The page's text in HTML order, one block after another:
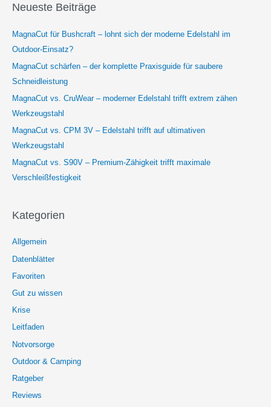
Neueste Beiträge
MagnaCut für Bushcraft – lohnt sich der moderne Edelstahl im
Outdoor-Einsatz?
MagnaCut schärfen – der komplette Praxisguide für saubere
Schneidleistung
MagnaCut vs. CruWear – moderner Edelstahl trifft extrem zähen
Werkzeugstahl
MagnaCut vs. CPM 3V – Edelstahl trifft auf ultimativen
Werkzeugstahl
MagnaCut vs. S90V – Premium-Zähigkeit trifft maximale
Verschleißfestigkeit
Kategorien
Allgemein
Datenblätter
Favoriten
Gut zu wissen
Krise
Leitfaden
Notvorsorge
Outdoor & Camping
Ratgeber
Reviews